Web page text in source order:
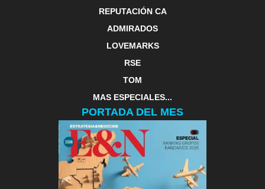
REPUTACIÓN CA
ADMIRADOS
LOVEMARKS
RSE
TOM
MAS ESPECIALES...
PORTADA DEL MES